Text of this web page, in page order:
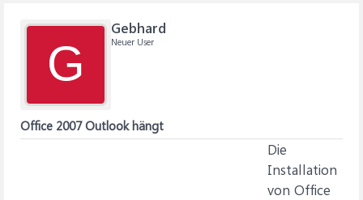
G
Gebhard
Neuer User
Office 2007 Outlook hängt
Die
Installation
von Office